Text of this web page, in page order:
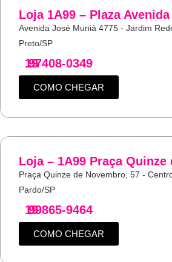
Loja 1A99 – Plaza
Avenida José Muniá 4775 - Jardim
Preto/SP
19
97408-0349
COMO CHEGAR
Loja – 1A99 Praça Quinze
Praça Quinze de Novembro, 57 -
Pardo/SP
19
99865-9464
COMO CHEGAR